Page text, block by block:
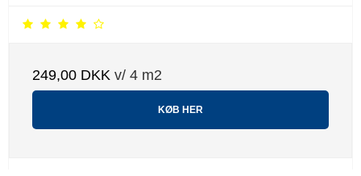
249,00 DKK v/ 4 m2
KØB HER